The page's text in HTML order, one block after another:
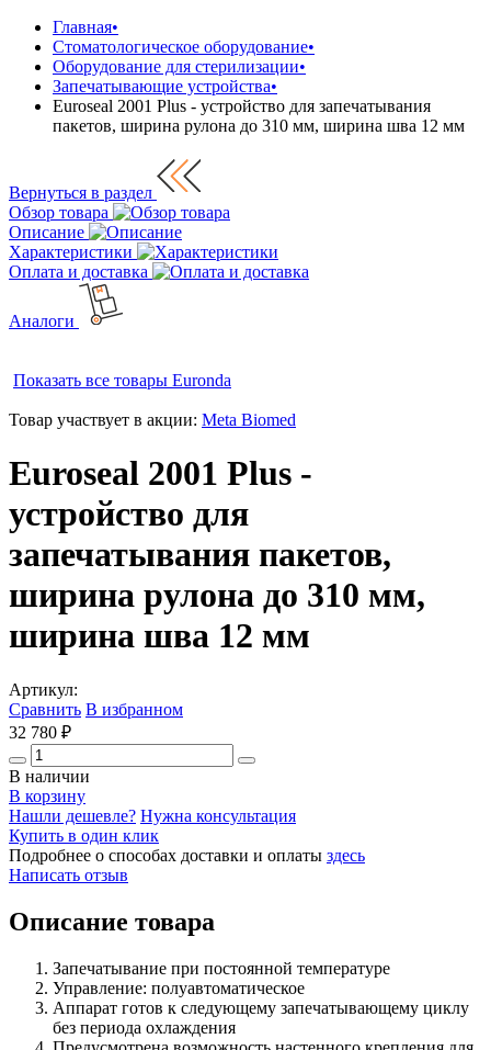
Главная•
Стоматологическое оборудование•
Оборудование для стерилизации•
Запечатывающие устройства•
Euroseal 2001 Plus - устройство для запечатывания
пакетов, ширина рулона до 310 мм, ширина шва 12 мм
Вернуться в раздел
Обзор товара
Описание
Характеристики
Оплата и доставка
Аналоги
Показать все товары Euronda
Товар участвует в акции: Meta Biomed
Euroseal 2001 Plus -
устройство для
запечатывания пакетов,
ширина рулона до 310 мм,
ширина шва 12 мм
Артикул:
Сравнить В избранном
32 780 ₽
В наличии
В корзину
Нашли дешевле? Нужна консультация
Купить в один клик
Подробнее о способах доставки и оплаты здесь
Написать отзыв
Описание товара
Запечатывание при постоянной температуре
Управление: полуавтоматическое
Аппарат готов к следующему запечатывающему циклу
без периода охлаждения